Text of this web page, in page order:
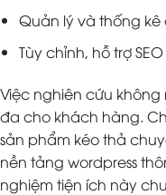
Quản lý và thống
Tùy chỉnh, hỗ trợ SEO
Việc nghiên cứu
đa cho khách hàng.
sản phẩm kéo thả
nền tảng wordpress
nghiệm tiện ích này